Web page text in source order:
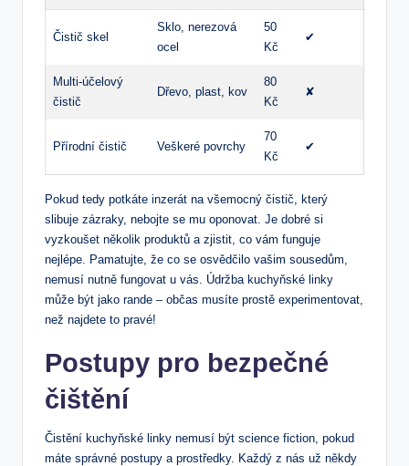
Čistič skel
Sklo, nerezová
ocel
50
Kč
✔
Multi-účelový
čistič
Dřevo, plast, kov
80
Kč
✘
Přírodní čistič Veškeré povrchy
70
Kč
✔
Pokud tedy potkáte inzerát na všemocný čistič, který
slibuje zázraky, nebojte se mu oponovat. Je dobré si
vyzkoušet několik produktů a zjistit, co vám funguje
nejlépe. Pamatujte, že co se osvědčilo vašim sousedům,
nemusí nutně fungovat u vás. Údržba kuchyňské linky
může být jako rande – občas musíte prostě experimentovat,
než najdete to pravé!
Postupy pro bezpečné
čištění
Čistění kuchyňské linky nemusí být science fiction, pokud
máte správné postupy a prostředky. Každý z nás už někdy